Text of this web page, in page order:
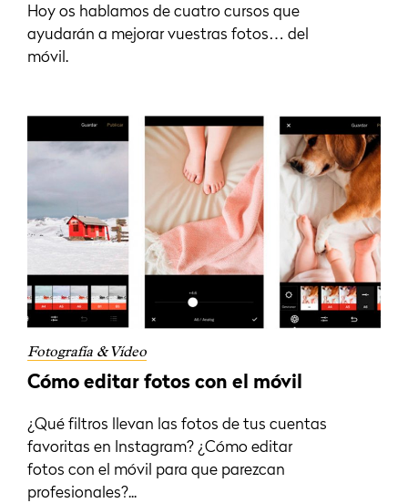
Hoy os hablamos de cuatro cursos que
ayudarán a mejorar vuestras fotos… del
móvil.
Fotografía & Vídeo
Cómo editar fotos con el móvil
¿Qué filtros llevan las fotos de tus cuentas
favoritas en Instagram? ¿Cómo editar
fotos con el móvil para que parezcan
profesionales?...